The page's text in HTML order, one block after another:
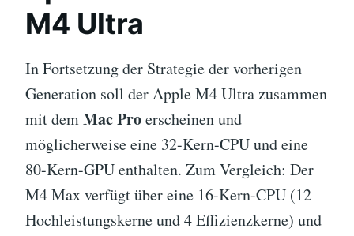
M4 Ultra
In Fortsetzung der Strategie der vorherigen
Generation soll der Apple M4 Ultra zusammen
mit demMac Proerscheinen und
möglicherweise eine 32-Kern-CPU und eine
80-Kern-GPU enthalten. Zum Vergleich: Der
M4 Max verfügt über eine 16-Kern-CPU (12
Hochleistungskerne und 4 Effizienzkerne) und